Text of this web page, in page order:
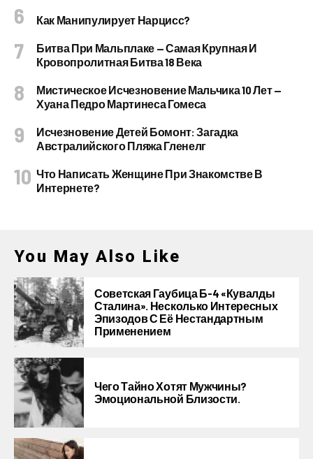
Как Манипулирует Нарцисс?
Битва При Мальплаке — Самая Крупная И
Кровопролитная Битва 18 Века
Мистическое Исчезновение Мальчика 10 Лет —
Хуана Педро Мартинеса Гомеса
Исчезновение Детей Бомонт: Загадка
Австралийского Пляжа Гленелг
Что Написать Женщине При Знакомстве В
Интернете?
You May Also Like
Советская Гаубица Б-4 «Кувалды
Сталина». Несколько Интересных
Эпизодов С Её Нестандартным
Применением
Чего Тайно Хотят Мужчины?
Эмоциональной Близости.